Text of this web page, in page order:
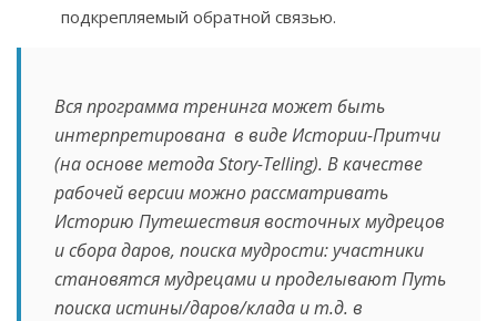
подкрепляемый обратной связью.
Вся программа тренинга может быть
интерпретирована в виде Истории-Притчи
(на основе метода Story-Telling). В качестве
рабочей версии можно рассматривать
Историю Путешествия восточных мудрецов
и сбора даров, поиска мудрости: участники
становятся мудрецами и проделывают Путь
поиска истины/даров/клада и т.д. в